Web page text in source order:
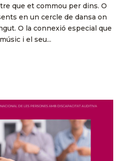
que et commou per dins. O
en un cercle de dansa on
O la connexió especial que
i el seu...